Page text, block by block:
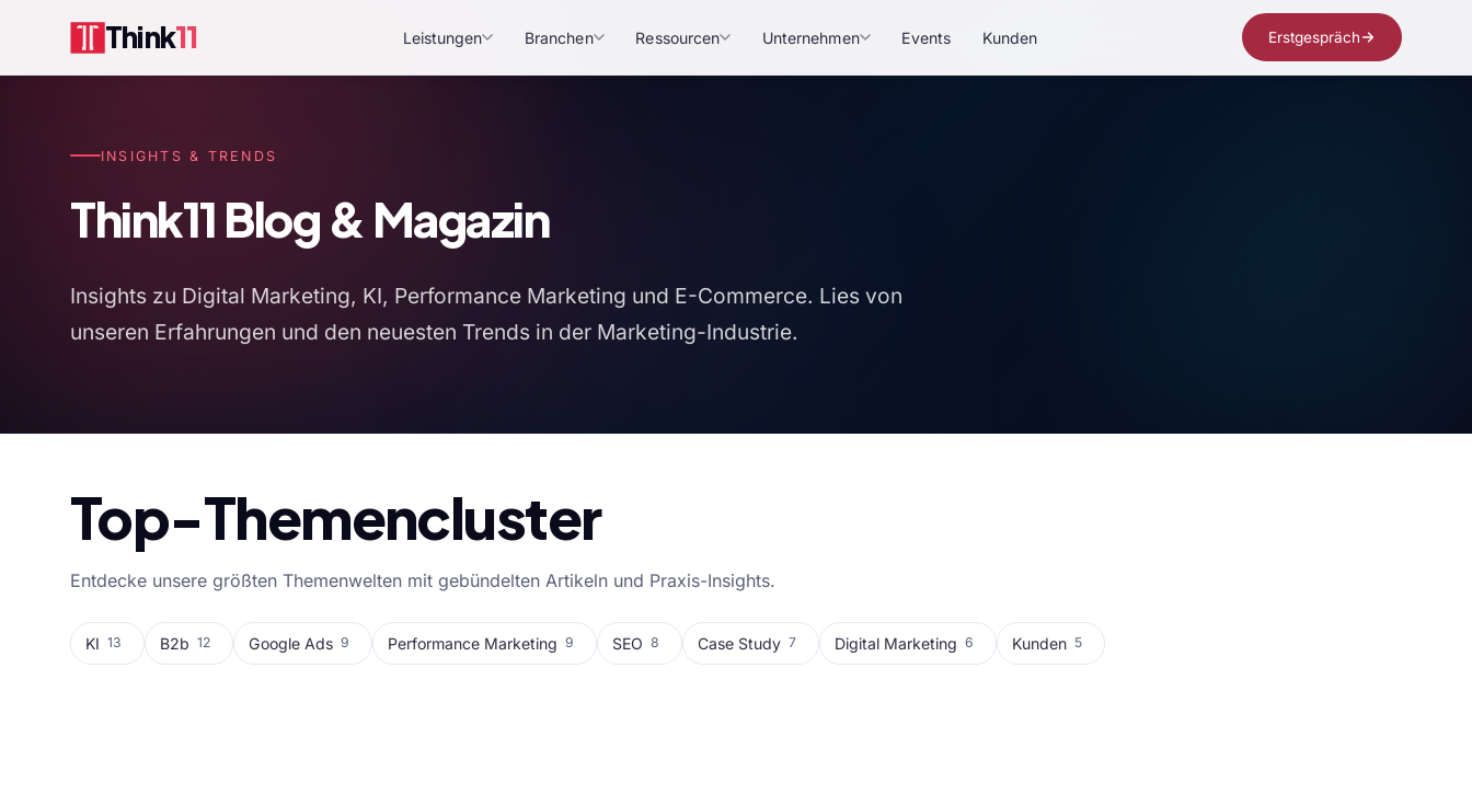
Think11 Leistungen Branchen Ressourcen Unternehmen Events Kunden Erstgespräch
INSIGHTS & TRENDS
Think11 Blog & Magazin
Insights zu Digital Marketing, KI, Performance Marketing und E-Commerce. Lies von
unseren Erfahrungen und den neuesten Trends in der Marketing-Industrie.
Top-Themencluster
Entdecke unsere größten Themenwelten mit gebündelten Artikeln und Praxis-Insights.
KI 13 B2b 12 Google Ads 9 Performance Marketing 9 SEO 8 Case Study 7 Digital Marketing 6 Kunden 5